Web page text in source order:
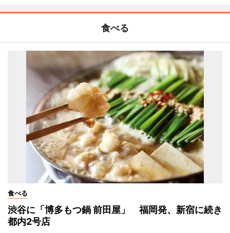
食べる
食べる
渋谷に「博多もつ鍋 前田屋」 福岡発、新宿に続き
都内2号店